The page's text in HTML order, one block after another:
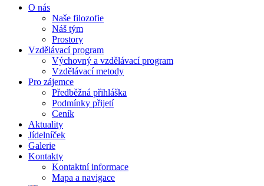
O nás
Naše filozofie
Náš tým
Prostory
Vzdělávací program
Výchovný a vzdělávací program
Vzdělávací metody
Pro zájemce
Předběžná přihláška
Podmínky přijetí
Ceník
Aktuality
Jídelníček
Galerie
Kontakty
Kontaktní informace
Mapa a navigace